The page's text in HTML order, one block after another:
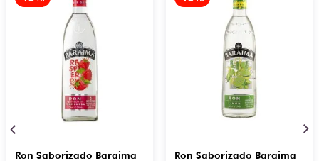
Ron Saborizado Baraima
Ron Saborizado Baraima